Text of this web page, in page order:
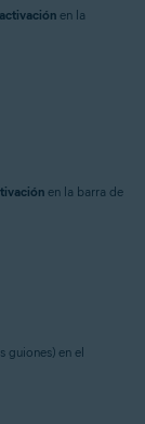
en la
en la barra de
guiones) en el